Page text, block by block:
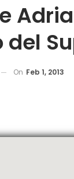
On Feb 1, 2013